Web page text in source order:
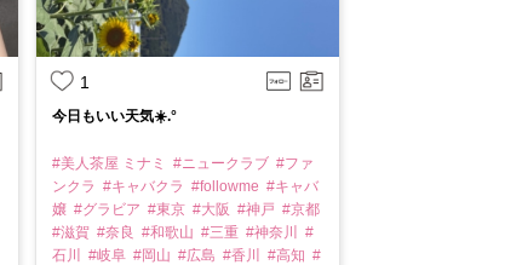
1
今日もいい天気☀️.°
#美人茶屋 ミナミ #ニュークラブ #ファ
ンクラ #キャバクラ #followme #キャバ
嬢 #グラビア #東京 #大阪 #神戸 #京都
#滋賀 #奈良 #和歌山 #三重 #神奈川
#
石川
#岐阜 #岡山 #広島 #香川 #高知 #